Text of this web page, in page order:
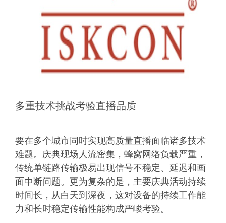
多重技术挑战考验直播品质
要在多个城市同时实现高质量直播面临诸多技术
难题。庆典现场人流密集，蜂窝网络负载严重，
传统单链路传输极易出现信号不稳定、延迟和画
面中断问题。更为复杂的是，主要庆典活动持续
时间长，从白天到深夜，这对设备的持续工作能
力和长时稳定传输性能构成严峻考验。